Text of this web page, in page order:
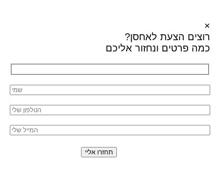
×
רוצים הצעת לאחסן?
כמה פרטים ונחזור אליכם